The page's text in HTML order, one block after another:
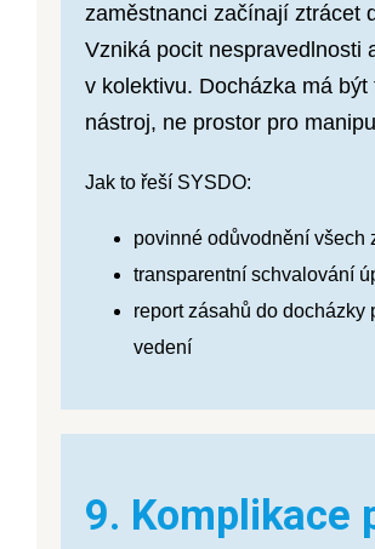
zaměstnanci začínají ztrácet
Vzniká pocit nespravedlnosti
v kolektivu. Docházka má být
nástroj, ne prostor pro
Jak to řeší SYSDO:
povinné odůvodnění všech
transparentní schvalování
report zásahů do docházky
vedení
9. Komplikace